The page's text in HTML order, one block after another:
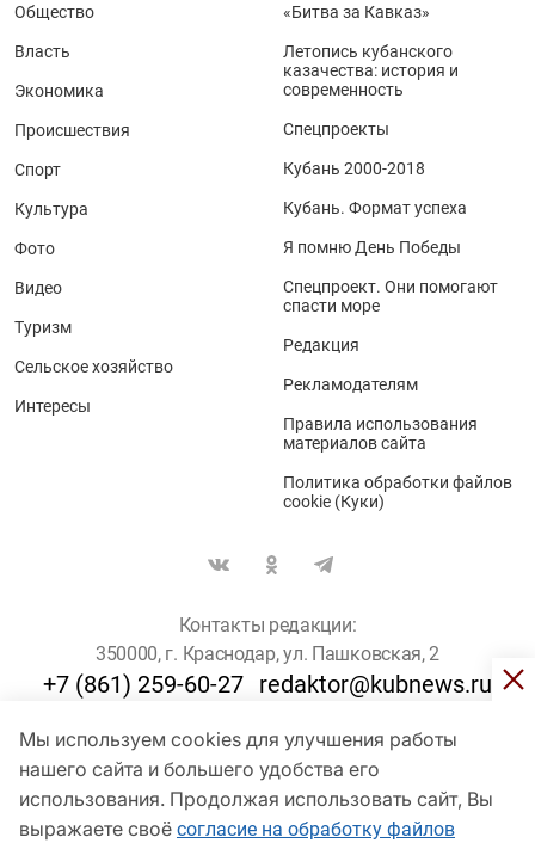
Мы используем cookies для улучшения работы
нашего сайта и большего удобства его
использования. Продолжая использовать сайт, Вы
выражаете своё согласие на обработку файлов
Общество
Власть
Экономика
Происшествия
Спорт
Культура
Фото
Видео
Туризм
Сельское хозяйство
Интересы
«Битва за Кавказ»
Летопись кубанского
казачества: история и
современность
Спецпроекты
Кубань 2000-2018
Кубань. Формат успеха
Я помню День Победы
Спецпроект. Они помогают
спасти море
Редакция
Рекламодателям
Правила использования
материалов сайта
Политика обработки файлов
cookie (Куки)
Контакты редакции:
350000, г. Краснодар, ул. Пашковская, 2
+7 (861) 259-60-27 redaktor@kubnews.ru
Для пользователей старше 16 лет
© Кубанские Новости, 2017
Сетевое издание «kubnews» зарегистрировано Федеральной